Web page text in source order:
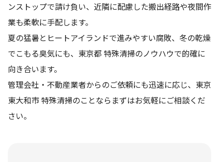
ンストップで請け負い、近隣に配慮した搬出経路や夜間作
業も柔軟に手配します。
夏の猛暑とヒートアイランドで進みやすい腐敗、冬の乾燥
でこもる臭気にも、東京都 特殊清掃のノウハウで的確に
向き合います。
管理会社・不動産業者からのご依頼にも迅速に応じ、東京
東大和市 特殊清掃のことならまずはお気軽にご相談くだ
さい。